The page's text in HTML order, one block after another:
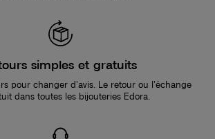
simples et gratuits
pour changer d’avis. Le retour ou l’échange
dans toutes les bijouteries Edora.